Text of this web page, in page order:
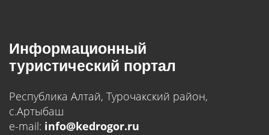
Информационный
туристический портал
Республика Алтай, Турочакский район,
с.Артыбаш
e-mail: info@kedrogor.ru